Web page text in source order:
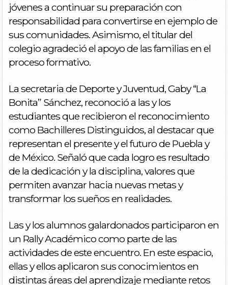
jóvenes a continuar su preparación con
responsabilidad para convertirse en ejemplo de
sus comunidades. Asimismo, el titular del
colegio agradeció el apoyo de las familias en el
proceso formativo.
​La secretaria de Deporte y Juventud, Gaby “La
Bonita” Sánchez, reconoció a las y los
estudiantes que recibieron el reconocimiento
como Bachilleres Distinguidos, al destacar que
representan el presente y el futuro de Puebla y
de México. Señaló que cada logro es resultado
de la dedicación y la disciplina, valores que
permiten avanzar hacia nuevas metas y
transformar los sueños en realidades. ​
​Las y los alumnos galardonados participaron en
un Rally Académico como parte de las
actividades de este encuentro. En este espacio,
ellas y ellos aplicaron sus conocimientos en
distintas áreas del aprendizaje mediante retos